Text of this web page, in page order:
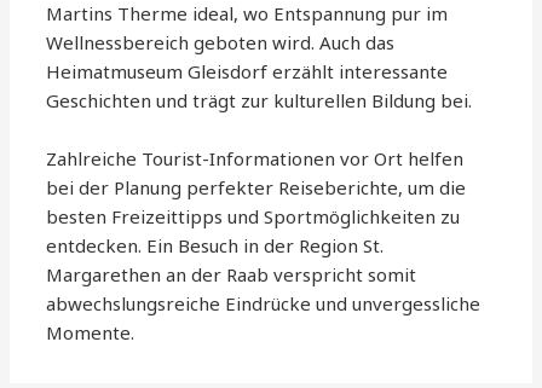
Martins Therme ideal, wo Entspannung pur im
Wellnessbereich geboten wird. Auch das
Heimatmuseum Gleisdorf erzählt interessante
Geschichten und trägt zur kulturellen Bildung bei.
Zahlreiche Tourist-Informationen vor Ort helfen
bei der Planung perfekter Reiseberichte, um die
besten Freizeittipps und Sportmöglichkeiten zu
entdecken. Ein Besuch in der Region St.
Margarethen an der Raab verspricht somit
abwechslungsreiche Eindrücke und unvergessliche
Momente.